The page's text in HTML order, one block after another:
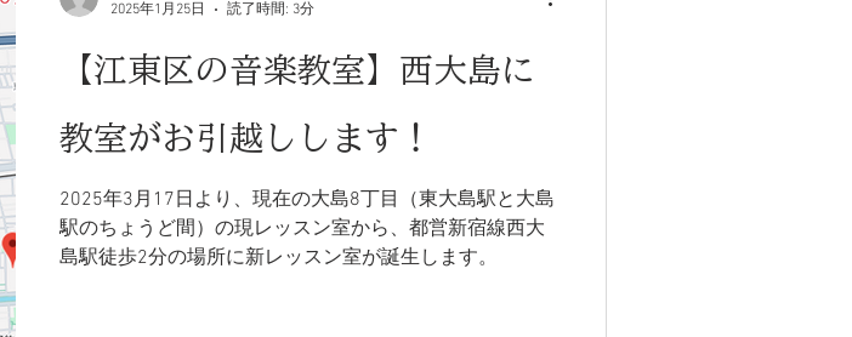
【江東区の音楽教室】西大島に
教室がお引越しします！
2025年3月17日より、現在の大島8丁目（東大島駅と大島
駅のちょうど間）の現レッスン室から、都営新宿線西大
島駅徒歩2分の場所に新レッスン室が誕生します。
2025年1月25日
読了時間: 3分